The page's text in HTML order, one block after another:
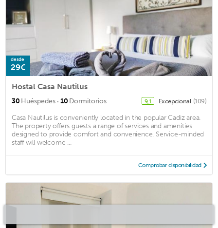
desde
29€
Hostal Casa Nautilus
30 Huéspedes · 10 Dormitorios 9,1 Excepcional (109)
Casa Nautilus is conveniently located in the popular Cadiz area.
The property offers guests a range of services and amenities
designed to provide comfort and convenience. Service-minded
staff will welcome ...
Comprobar disponibilidad